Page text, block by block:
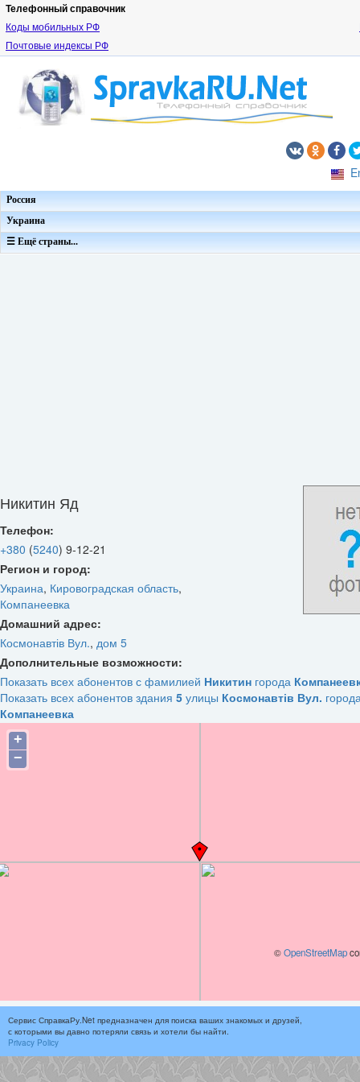
Телефонный справочник
Коды мобильных РФ
Почтовые индексы РФ
Россия
Украина
☰ Ещё страны...
Никитин Яд
Телефон:
+380 (5240) 9-12-21
Регион и город:
Украина, Кировоградская область,
Компанеевка
Домашний адрес:
Космонавтів Вул., дом 5
Дополнительные возможности:
Показать всех абонентов с фамилией Никитин города
Показать всех абонентов здания 5 улицы Космонавтів Вул.
Компанеевка
+
−
©OpenStreetMap
Сервис СправкаРу.Net предназначен для поиска ваших знакомых и друзей,
с которыми вы давно потеряли связь и хотели бы найти.
Privacy Policy